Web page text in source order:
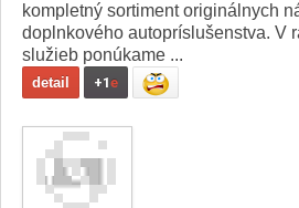
kompletný sortiment originálnych
doplnkového autopríslušenstva. V
služieb ponúkame ...
detail +1e